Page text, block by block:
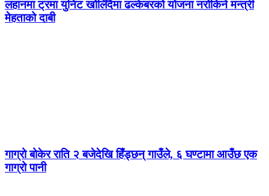
लहानमा ट्रमा युनिट खोलिँदैमा ढल्केबरको योजना नरोकिने मन्त्री
मेहताको दाबी
गाग्रो बोकेर राति २ बजेदेखि हिँड्छन् गाउँले, ६ घण्टामा आउँछ एक
गाग्रो पानी